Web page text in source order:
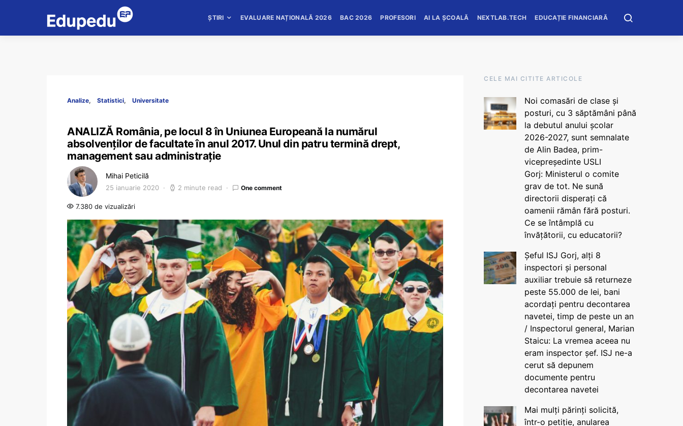
ȘTIRI EVALUARE NAȚIONALĂ 2026 BAC 2026 PROFESORI AI LA ȘCOALĂ NEXTLAB.TECH EDUCAȚIE FINANCIARĂ
Analize Statistici Universitate
ANALIZĂ România, pe locul 8 în Uniunea Europeană la numărul
absolvenţilor de facultate în anul 2017. Unul din patru termină drept,
management sau administraţie
Mihai Peticilă
25 ianuarie 2020 2 minute read One comment
7.380 de vizualizări
CELE MAI CITITE ARTICOLE
Noi comasări de clase și
posturi, cu 3 săptămâni până
la debutul anului școlar
2026-2027, sunt semnalate
de Alin Badea, prim-
vicepreședinte USLI
Gorj: Ministerul o comite
grav de tot. Ne sună
directorii disperați că
oamenii rămân fără posturi.
Ce se întâmplă cu
învățătorii, cu educatorii?
Șeful ISJ Gorj, alți 8
inspectori și personal
auxiliar trebuie să returneze
peste 55.000 de lei, bani
acordați pentru decontarea
navetei, timp de peste un an
/ Inspectorul general, Marian
Staicu: La vremea aceea nu
eram inspector șef. ISJ ne-a
cerut să depunem
documente pentru
decontarea navetei
Mai mulți părinți solicită,
într-o petiție, anularea